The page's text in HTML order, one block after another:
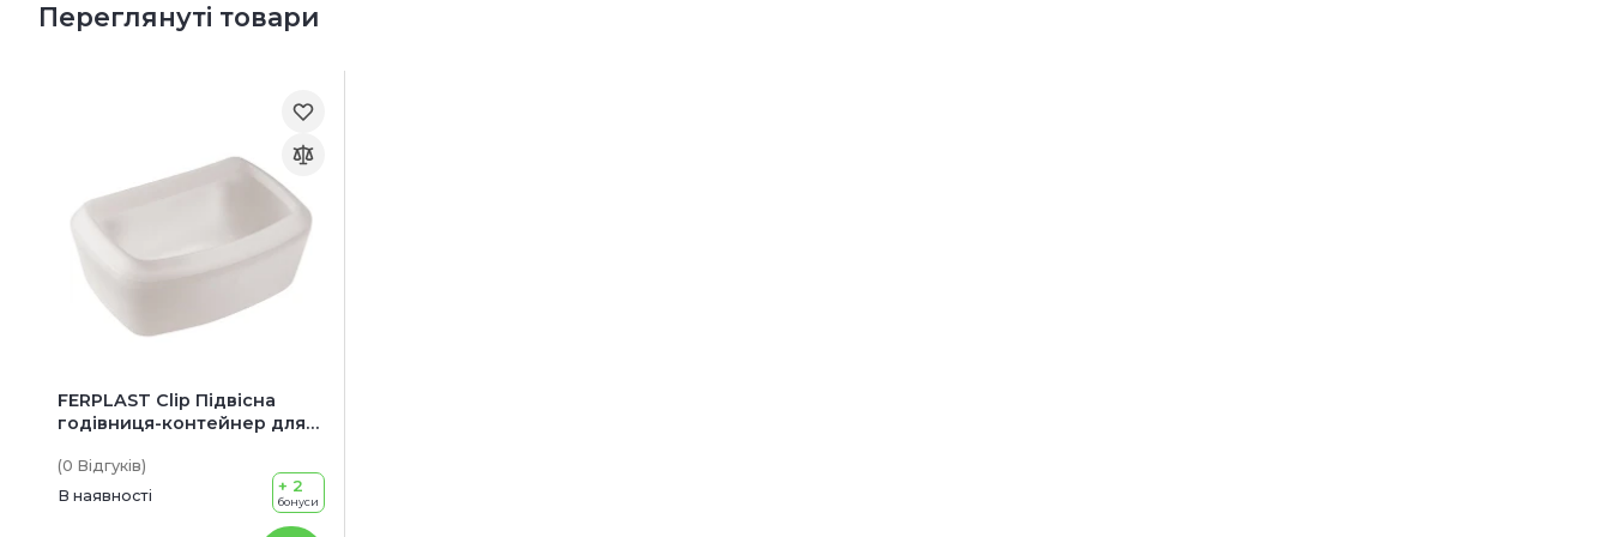
Переглянуті товари
FERPLAST Clip Підвісна
годівниця-контейнер для
(0 Відгуків)
В наявності
+ 2
бонуси